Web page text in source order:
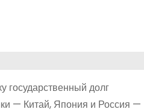
государственный долг
— Китай, Япония и Россия —